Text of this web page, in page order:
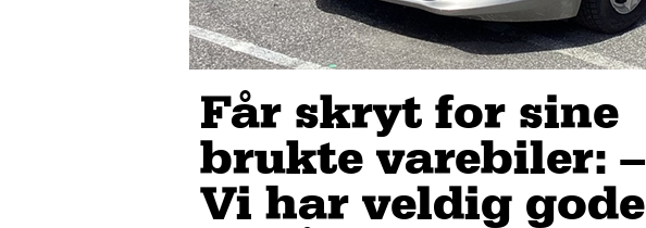
Får skryt for sine
brukte varebiler: –
Vi har veldig gode